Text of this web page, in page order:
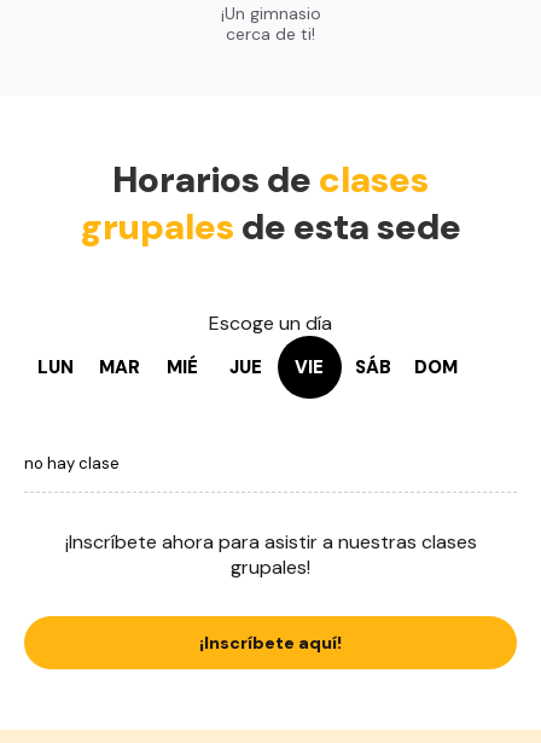
¡Un gimnasio
cerca de ti!
Horarios de clases
grupales de esta sede
Escoge un día
LUN MAR MIÉ JUE VIE SÁB DOM
no hay clase
¡Inscríbete ahora para asistir a nuestras clases
grupales!
¡Inscríbete aquí!